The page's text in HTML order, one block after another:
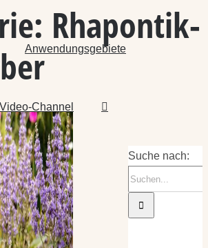
Anwendungsgebiete
Video-Channel
Rhapontik-
Suche nach: